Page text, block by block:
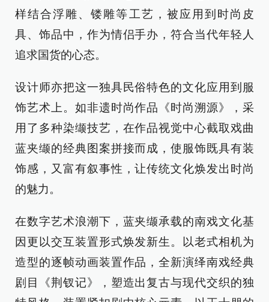
样结合浮雕、镂雕等工艺，被应用到时尚皮
具、饰品中，作为情侣手办，符合当代年轻人
追求国货的心态。
设计师亦把这一独具民俗特色的文化应用到服
饰艺术上。如非遗时尚作品《时尚溯源》，采
用了多种染缬技艺，在作品视觉中心截取戏曲
蓝夹缬的经典图案拼接而成，使服饰既具有装
饰感，又富有叙事性，让传统文化焕发出时尚
的魅力。
在数字艺术浪潮下，蓝夹缬承载的南戏文化基
因更以交互装置形式焕发新生。以老式相机为
造型的逐帧动画装置作品，全新演绎南戏经典
剧目《荆钗记》，塑造出复古与现代交织的独